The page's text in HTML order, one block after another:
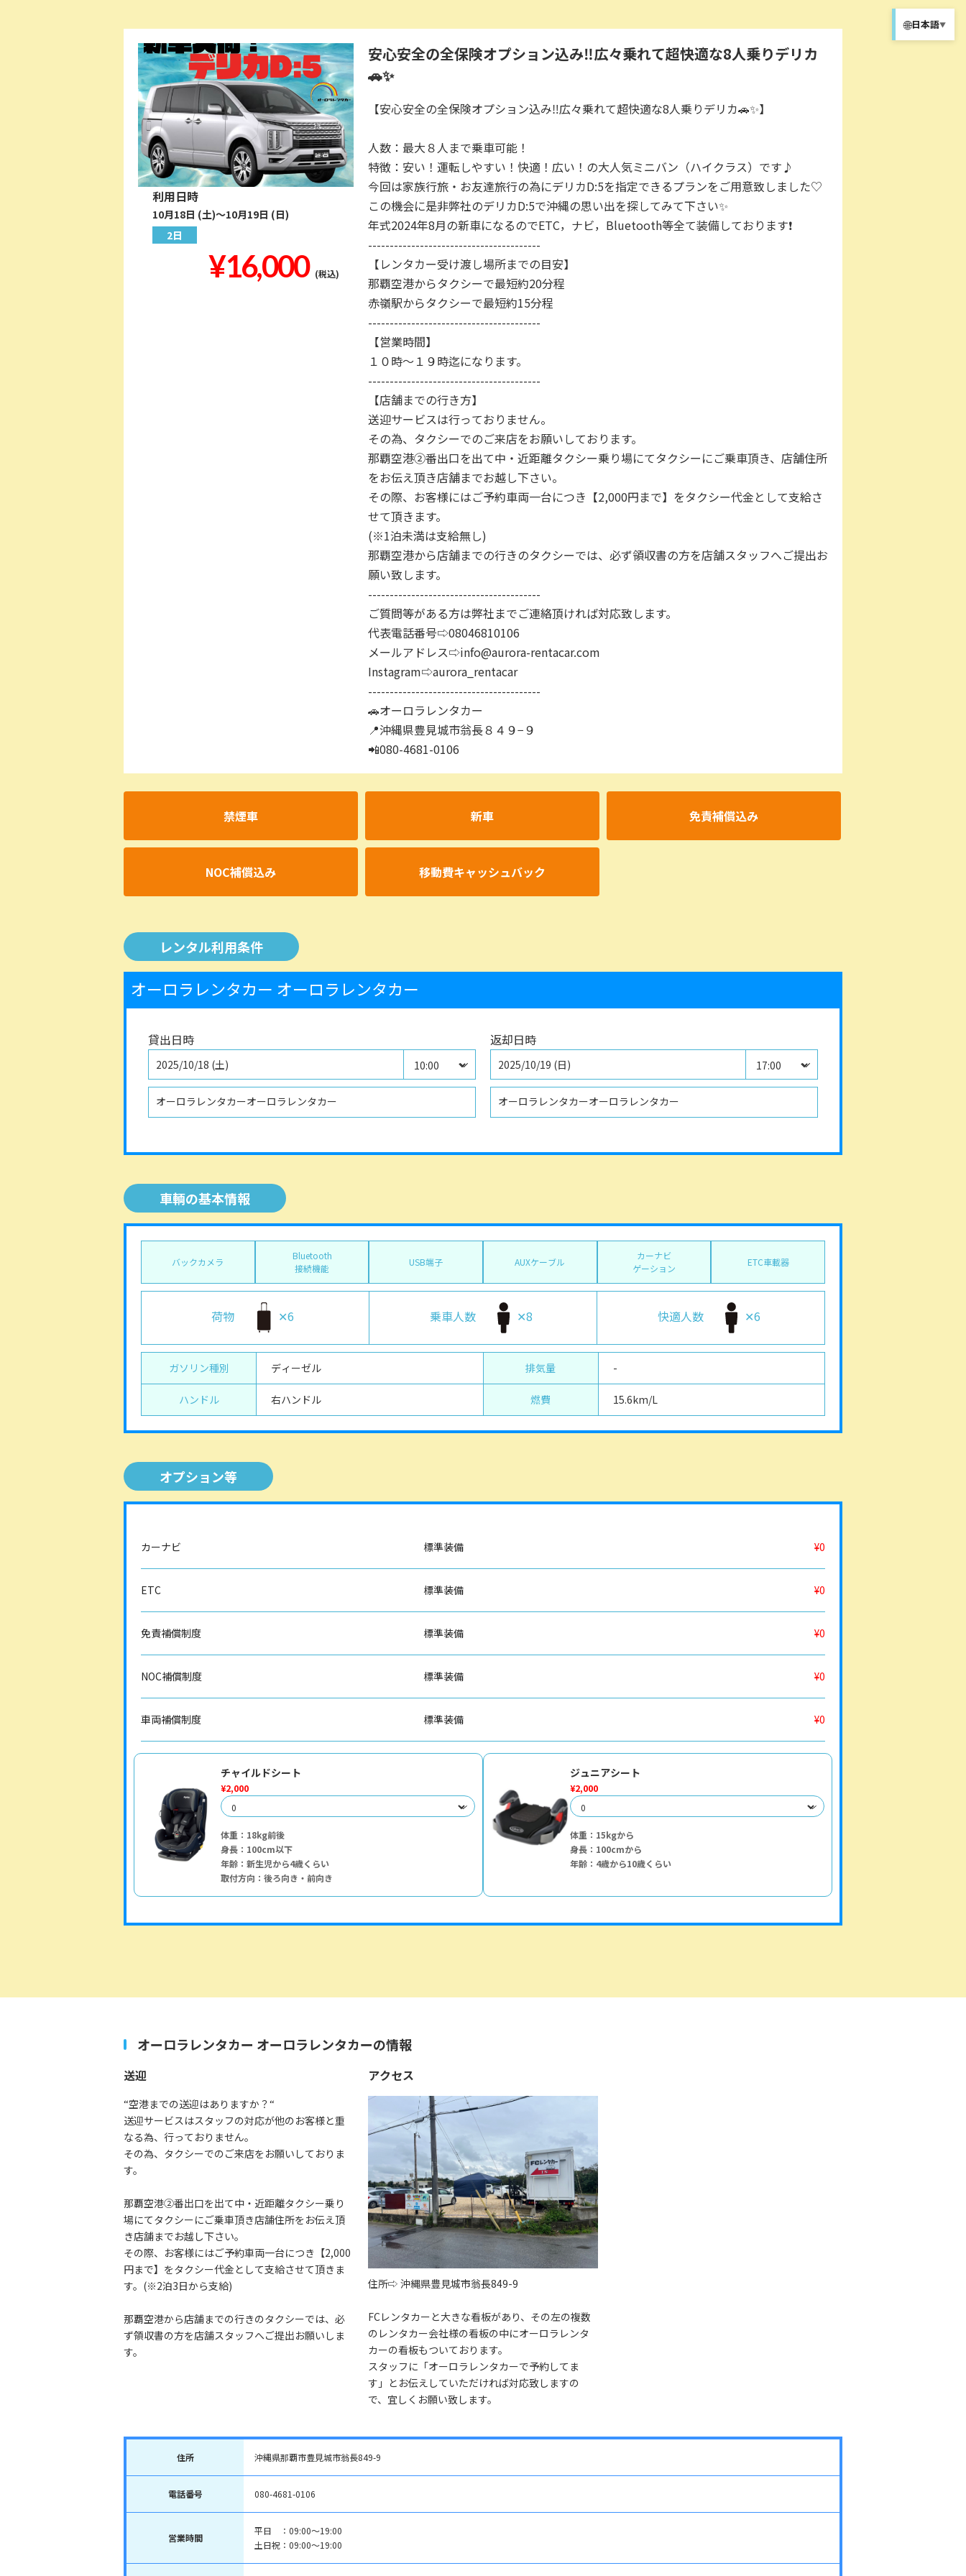
🌐日本語▼
利用日時
10月18日 (土)～10月19日 (日)
2日
¥16,000 (税込)
安心安全の全保険オプション込み‼️広々乗れて超快適な8人乗りデリカ
🚗✨
【安心安全の全保険オプション込み‼️広々乗れて超快適な8人乗りデリカ🚗✨】
人数：最大８人まで乗車可能！
特徴：安い！運転しやすい！快適！広い！の大人気ミニバン（ハイクラス）です♪
今回は家族行旅・お友達旅行の為にデリカD:5を指定できるプランをご用意致しました♡
この機会に是非弊社のデリカD:5で沖縄の思い出を探してみて下さい✨
年式2024年8月の新車になるのでETC，ナビ，Bluetooth等全て装備しております❗️
----------------------------------------
【レンタカー受け渡し場所までの目安】
那覇空港からタクシーで最短約20分程
赤嶺駅からタクシーで最短約15分程
----------------------------------------
【営業時間】
１０時～１９時迄になります。
----------------------------------------
【店舗までの行き方】
送迎サービスは行っておりません。
その為、タクシーでのご来店をお願いしております。
那覇空港②番出口を出て中・近距離タクシー乗り場にてタクシーにご乗車頂き、店舗住所
をお伝え頂き店舗までお越し下さい。
その際、お客様にはご予約車両一台につき【2,000円まで】をタクシー代金として支給さ
せて頂きます。
(※1泊未満は支給無し)
那覇空港から店舗までの行きのタクシーでは、必ず領収書の方を店舗スタッフへご提出お
願い致します。
----------------------------------------
ご質問等がある方は弊社までご連絡頂ければ対応致します。
代表電話番号⇨08046810106
メールアドレス⇨info@aurora-rentacar.com
Instagram⇨aurora_rentacar
----------------------------------------
🚗オーロラレンタカー
📍沖縄県豊見城市翁長８４９−９
📲080-4681-0106
禁煙車 新車 免責補償込み
NOC補償込み 移動費キャッシュバック
レンタル利用条件
オーロラレンタカー オーロラレンタカー
貸出日時
2025/10/18 (土)
オーロラレンタカーオーロラレンタカー
返却日時
2025/10/19 (日)
オーロラレンタカーオーロラレンタカー
車輌の基本情報
バックカメラ
Bluetooth
接続機能
USB端子 AUXケーブル
カーナビ
ゲーション
ETC車載器
荷物 ✕6 乗車人数 ✕8 快適人数 ✕6
ガソリン種別 ディーゼル 排気量 -
ハンドル 右ハンドル 燃費 15.6km/L
オプション等
カーナビ 標準装備 ¥0
ETC 標準装備 ¥0
免責補償制度 標準装備 ¥0
NOC補償制度 標準装備 ¥0
車両補償制度 標準装備 ¥0
チャイルドシート
¥2,000
体重：18kg前後
身長：100cm以下
年齢：新生児から4歳くらい
取付方向：後ろ向き・前向き
ジュニアシート
¥2,000
体重：15kgから
身長：100cmから
年齢：4歳から10歳くらい
オーロラレンタカー オーロラレンタカーの情報
送迎
“空港までの送迎はありますか？“
送迎サービスはスタッフの対応が他のお客様と重
なる為、行っておりません。
その為、タクシーでのご来店をお願いしておりま
す。
那覇空港②番出口を出て中・近距離タクシー乗り
場にてタクシーにご乗車頂き店舗住所をお伝え頂
き店舗までお越し下さい。
その際、お客様にはご予約車両一台につき【2,000
円まで】をタクシー代金として支給させて頂きま
す。(※2泊3日から支給)
那覇空港から店舗までの行きのタクシーでは、必
ず領収書の方を店舗スタッフへご提出お願いしま
す。
アクセス
住所⇨ 沖縄県豊見城市翁長849-9
FCレンタカーと大きな看板があり、その左の複数
のレンタカー会社様の看板の中にオーロラレンタ
カーの看板もついております。
スタッフに「オーロラレンタカーで予約してま
す」とお伝えしていただければ対応致しますの
で、宜しくお願い致します。
住所 沖縄県那覇市豊見城市翁長849-9
電話番号 080-4681-0106
営業時間
平日 ：09:00～19:00
土日祝：09:00～19:00